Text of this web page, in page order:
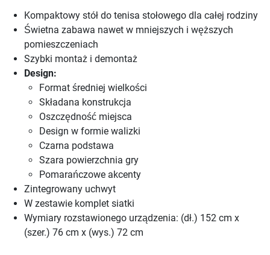
Kompaktowy stół do tenisa stołowego dla całej rodziny
Świetna zabawa nawet w mniejszych i węższych
pomieszczeniach
Szybki montaż i demontaż
Design:
Format średniej wielkości
Składana konstrukcja
Oszczędność miejsca
Design w formie walizki
Czarna podstawa
Szara powierzchnia gry
Pomarańczowe akcenty
Zintegrowany uchwyt
W zestawie komplet siatki
Wymiary rozstawionego urządzenia: (dł.) 152 cm x
(szer.) 76 cm x (wys.) 72 cm